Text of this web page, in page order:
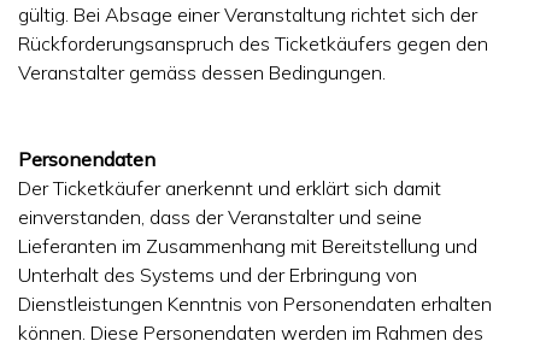
gültig. Bei Absage einer Veranstaltung richtet sich der
Rückforderungsanspruch des Ticketkäufers gegen den
Veranstalter gemäss dessen Bedingungen.
Personendaten
Der Ticketkäufer anerkennt und erklärt sich damit
einverstanden, dass der Veranstalter und seine
Lieferanten im Zusammenhang mit Bereitstellung und
Unterhalt des Systems und der Erbringung von
Dienstleistungen Kenntnis von Personendaten erhalten
können. Diese Personendaten werden im Rahmen des